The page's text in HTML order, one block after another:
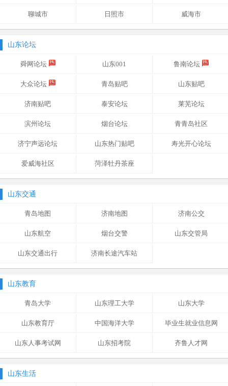
聊城市 日照市 威海市
山东论坛
舜网论坛 山东001 鲁南论坛
大众论坛 青岛贴吧 山东贴吧
济南贴吧 泰安论坛 莱芜论坛
滨州论坛 烟台论坛 青青岛社区
济宁声远论坛 山东热门贴吧 寿光开心论坛
爱威海社区 菏泽牡丹茶座
山东交通
青岛地图 济南地图 济南公交
山东航空 烟台交警 山东交管局
山东交通出行 济南长途汽车站
山东教育
青岛大学 山东理工大学 山东大学
山东教育厅 中国海洋大学 毕业生就业信息网
山东人事考试网 山东招考院 齐鲁人才网
山东生活